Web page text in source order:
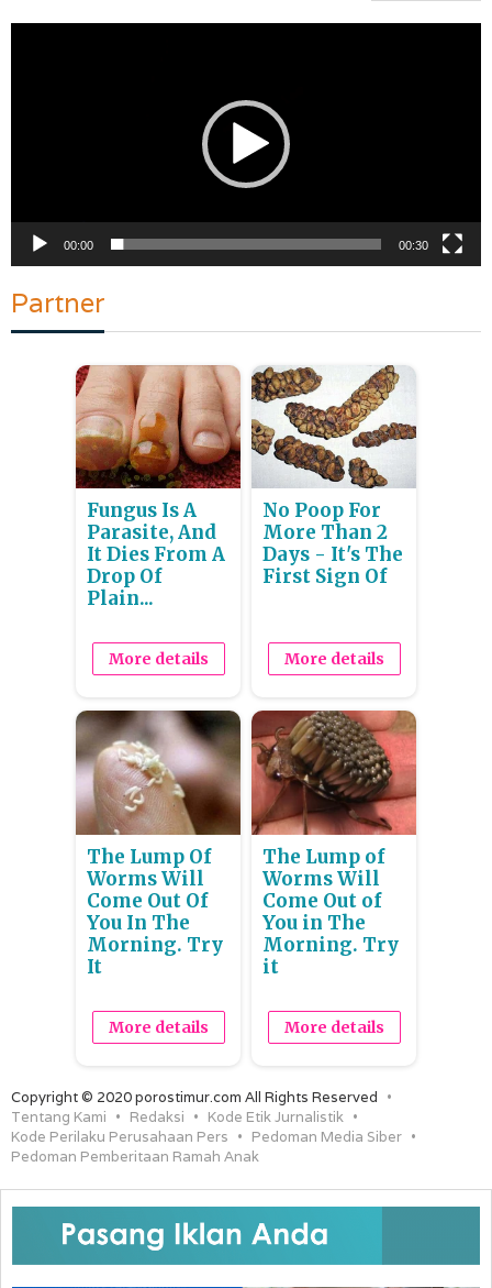
00:00 00:30
Partner
Fungus Is A
Parasite, And
It Dies From A
Drop Of
Plain...
More details
No Poop For
More Than 2
Days - It's The
First Sign Of
More details
The Lump Of
Worms Will
Come Out Of
You In The
Morning. Try
It
More details
The Lump of
Worms Will
Come Out of
You in The
Morning. Try
it
More details
Copyright © 2020 porostimur.com All Rights Reserved
Tentang Kami
Redaksi
Kode Etik Jurnalistik
Kode Perilaku Perusahaan Pers
Pedoman Media Siber
Pedoman Pemberitaan Ramah Anak